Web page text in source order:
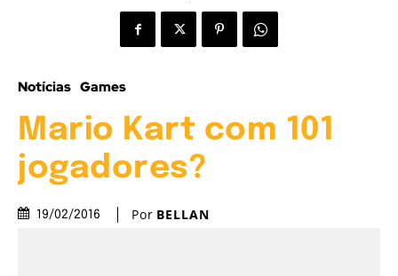
Notícias Games
Mario Kart com 101
jogadores?
19/02/2016 Por BELLAN